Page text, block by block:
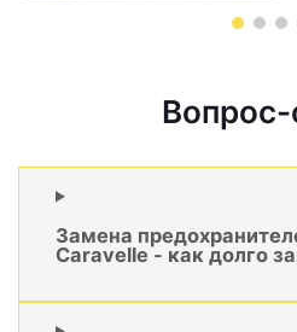
Вопрос-
Замена
Caravelle - как долго